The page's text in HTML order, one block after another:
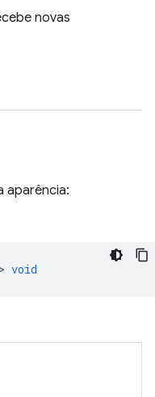
novas
aparência:
void